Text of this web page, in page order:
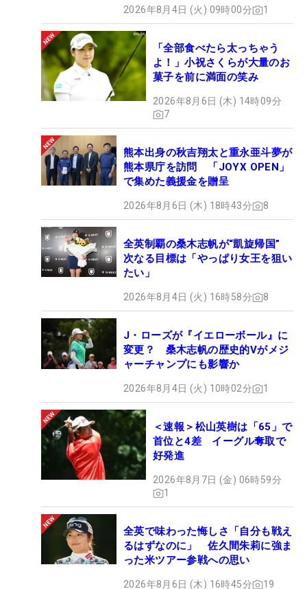
2026年8月4日 (火) 09時00分 1
「全部食べたら太っちゃう
よ！」小祝さくらが大量のお
菓子を前に満面の笑み
2026年8月6日 (木) 14時09分
7
熊本出身の秋吉翔太と重永亜斗夢が
熊本県庁を訪問 「JOYX OPEN」
で集めた義援金を贈呈
2026年8月6日 (木) 18時43分 8
全英制覇の桑木志帆が“凱旋帰国”
次なる目標は「やっぱり女王を狙い
たい」
2026年8月4日 (火) 16時58分 8
J・ローズが『イエローボール』に
変更？ 桑木志帆の歴史的Vがメジ
ャーチャンプにも影響か
2026年8月4日 (火) 10時02分 1
＜速報＞松山英樹は「65」で
首位と4差 イーグル奪取で
好発進
2026年8月7日 (金) 06時59分
1
全英で味わった悔しさ「自分も戦え
るはずなのに」 佐久間朱莉に強ま
った米ツアー参戦への思い
2026年8月6日 (木) 16時45分 19